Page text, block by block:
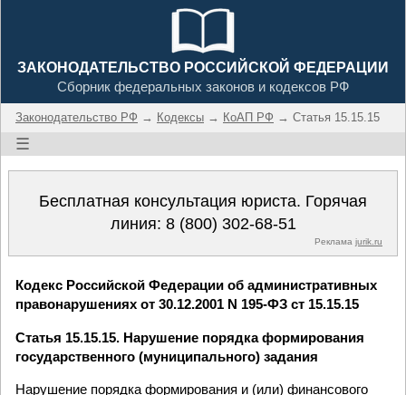
ЗАКОНОДАТЕЛЬСТВО РОССИЙСКОЙ ФЕДЕРАЦИИ
Сборник федеральных законов и кодексов РФ
Законодательство РФ → Кодексы → КоАП РФ → Статья 15.15.15
☰
Бесплатная консультация юриста. Горячая
линия: 8 (800) 302-68-51
Реклама jurik.ru
Кодекс Российской Федерации об административных
правонарушениях от 30.12.2001 N 195-ФЗ ст 15.15.15
Статья 15.15.15. Нарушение порядка формирования
государственного (муниципального) задания
Нарушение порядка формирования и (или) финансового